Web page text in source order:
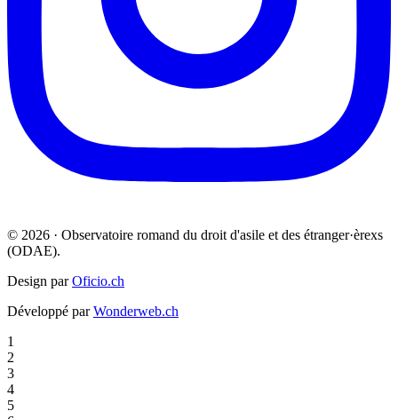
© 2026 · Observatoire romand du droit d'asile et des étranger·èrexs
(ODAE).
Design parOficio.ch
Développé parWonderweb.ch
1
2
3
4
5